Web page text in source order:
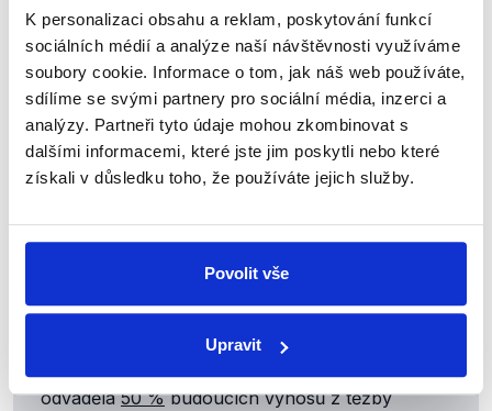
K personalizaci obsahu a reklam, poskytování funkcí
sociálních médií a analýze naší návštěvnosti využíváme
soubory cookie. Informace o tom, jak náš web používáte,
sdílíme se svými partnery pro sociální média, inzerci a
analýzy. Partneři tyto údaje mohou zkombinovat s
dalšími informacemi, které jste jim poskytli nebo které
získali v důsledku toho, že používáte jejich služby.
Povolit vše
Upravit
přístup k těžbě vzácných nerostných surovin výměnou
za vojenskou a finanční pomoc. Tento návrh byl
později ukrajinským prezidentem Zelenským odmítnut
kvůli nedostatečným bezpečnostním zárukám
a podmínkám dohody.
VolodymyraZelenskéhoprávě kvůli potížím
s dohodou o nerostném bohatství, která po
Na konci února Trumpova administrativa
plánovala, že vzniknefond
vlastněný z části
USAa z části Kyjevem, do kterého by Ukrajina
odváděla50 %budoucích výnosů z těžby